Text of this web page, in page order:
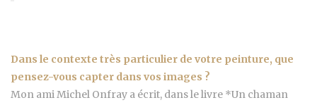
Dans le contexte très particulier de votre peinture, que
pensez-vous capter dans vos images ?
Mon ami Michel Onfray a écrit, dans le livre *Un chaman